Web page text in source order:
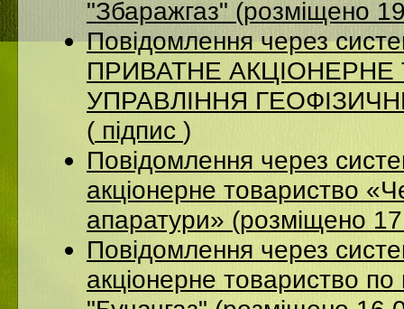
"Збаражгаз" (розміщено
Повідомлення через
ПРИВАТНЕ
УПРАВЛІННЯ
( підпис )
Повідомлення через
акціонерне товариство
апаратури» (розміщено
Повідомлення через
акціонерне товариство по